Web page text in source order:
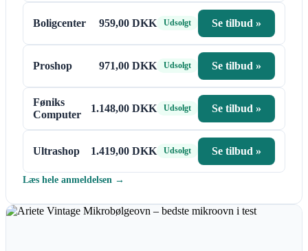
Boligcenter 959,00 DKK Udsolgt Se tilbud »
Proshop 971,00 DKK Udsolgt Se tilbud »
Føniks
Computer
1.148,00 DKK Udsolgt Se tilbud »
Ultrashop 1.419,00 DKK Udsolgt Se tilbud »
Læs hele anmeldelsen →